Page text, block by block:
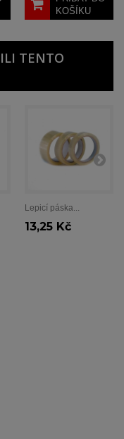
KOŠÍKU
TENTO
Lepicí páska...
13,25 Kč